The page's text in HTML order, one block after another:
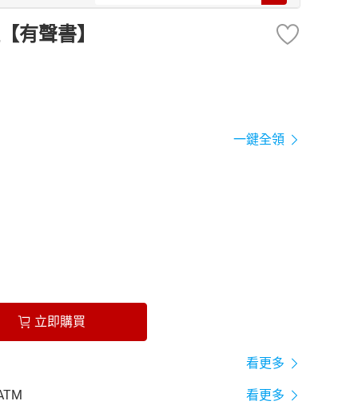
有聲書】
一鍵全領
立即購買
看更多
看更多